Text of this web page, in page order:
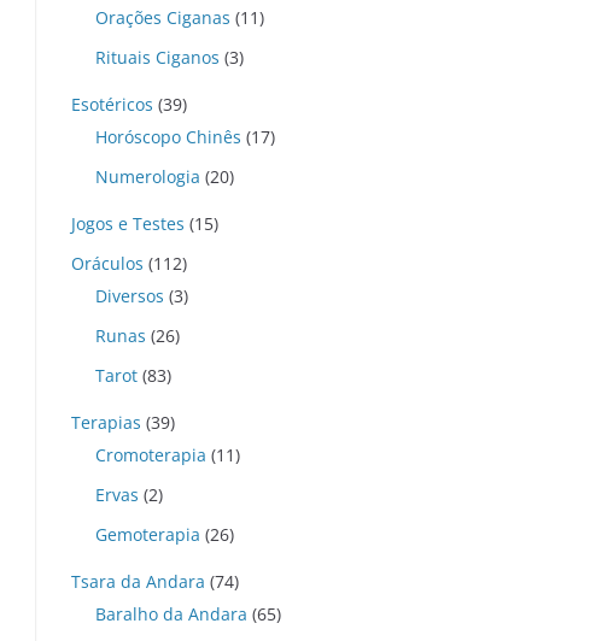
Orações Ciganas (11)
Rituais Ciganos (3)
Esotéricos (39)
Horóscopo Chinês (17)
Numerologia (20)
Jogos e Testes (15)
Oráculos (112)
Diversos (3)
Runas (26)
Tarot (83)
Terapias (39)
Cromoterapia (11)
Ervas (2)
Gemoterapia (26)
Tsara da Andara (74)
Baralho da Andara (65)